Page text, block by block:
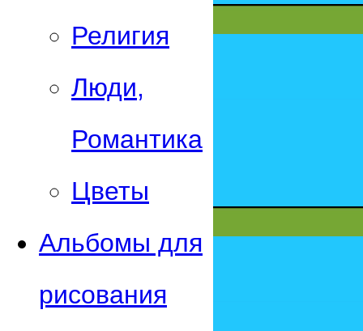
Религия
Люди,
Романтика
Цветы
Альбомы для
рисования